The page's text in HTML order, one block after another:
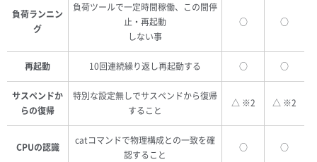
負荷ランニン
グ
負荷ツールで一定時間稼働、この間停
止・再起動
しない事
○ ○
再起動 10回連続繰り返し再起動する ○ ○
サスペンドか
らの復帰
特別な設定無しでサスペンドから復帰
すること
△ ※2 △ ※2
CPUの認識
catコマンドで物理構成との一致を確
認すること
○ ○